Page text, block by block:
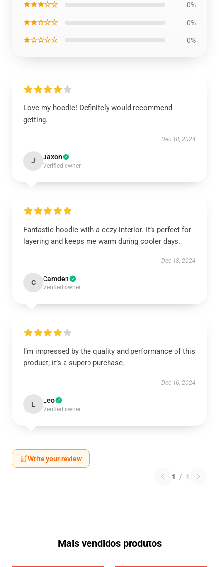
★★★☆☆ 0%
★★☆☆☆ 0%
★☆☆☆☆ 0%
Love my hoodie! Definitely would recommend
getting.
Dec 18, 2024
J Jaxon
Verified owner
Fantastic hoodie with a cozy interior. It’s perfect for
layering and keeps me warm during cooler days.
Dec 18, 2024
C Camden
Verified owner
I’m impressed by the quality and performance of this
product; it’s a superb purchase.
Dec 16, 2024
L Leo
Verified owner
Write your review
1 / 1
Mais vendidos produtos